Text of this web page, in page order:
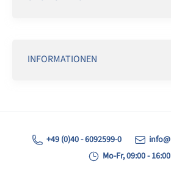
INFORMATIONEN
+49 (0)40 - 6092599-0
Mo-Fr, 09:00 -